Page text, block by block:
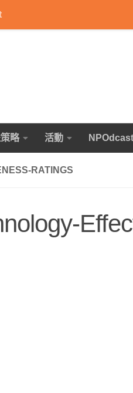
略 活動 NPOdcast
RATINGS